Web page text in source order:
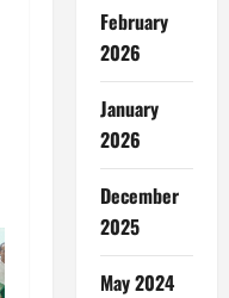
February
2026
January
2026
December
2025
May 2024